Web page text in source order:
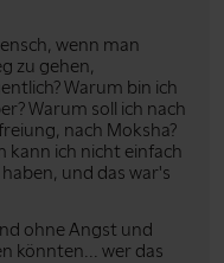
wenn man
zu gehen,
Warum bin ich
Warum soll ich nach
nach Moksha?
kann ich nicht einfach
und das war's
ohne Angst und
könnten... wer das